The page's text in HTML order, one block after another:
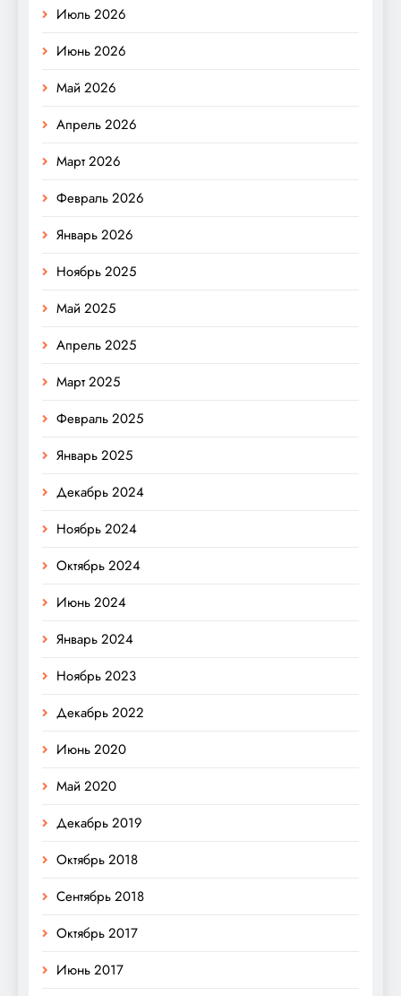
Июль 2026
Июнь 2026
Май 2026
Апрель 2026
Март 2026
Февраль 2026
Январь 2026
Ноябрь 2025
Май 2025
Апрель 2025
Март 2025
Февраль 2025
Январь 2025
Декабрь 2024
Ноябрь 2024
Октябрь 2024
Июнь 2024
Январь 2024
Ноябрь 2023
Декабрь 2022
Июнь 2020
Май 2020
Декабрь 2019
Октябрь 2018
Сентябрь 2018
Октябрь 2017
Июнь 2017